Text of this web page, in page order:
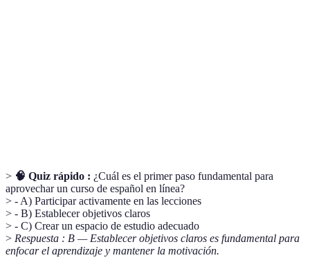
> 🧠 Quiz rápido : ¿Cuál es el primer paso fundamental para
aprovechar un curso de español en línea?
> - A) Participar activamente en las lecciones
> - B) Establecer objetivos claros
> - C) Crear un espacio de estudio adecuado
> Respuesta : B — Establecer objetivos claros es fundamental para
enfocar el aprendizaje y mantener la motivación.